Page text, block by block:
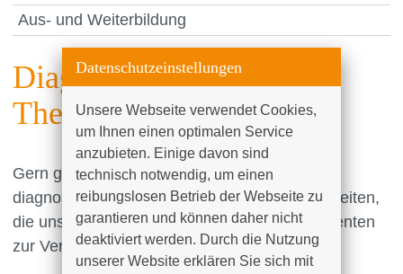
Aus- und Weiterbildung
Diagnostik und
Therapieangebote
Gern geben wir Ihnen einen Einblick in die
diagnostischen und therapeutischen Möglichkeiten,
die unsere Klinik für die Behandlung von Patienten
zur Verfügung stehen.
Datenschutzeinstellungen
Unsere Webseite verwendet Cookies,
um Ihnen einen optimalen Service
anzubieten. Einige davon sind
technisch notwendig, um einen
reibungslosen Betrieb der Webseite zu
garantieren und können daher nicht
deaktiviert werden. Durch die Nutzung
unserer Website erklären Sie sich mit